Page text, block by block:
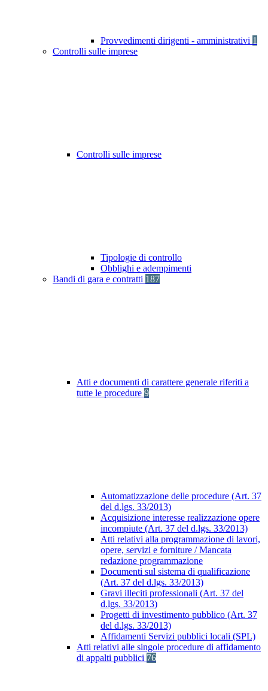
Provvedimenti dirigenti - amministrativi 1
Controlli sulle imprese
Controlli sulle imprese
Tipologie di controllo
Obblighi e adempimenti
Bandi di gara e contratti 187
Atti e documenti di carattere generale riferiti a
tutte le procedure 9
Automatizzazione delle procedure (Art. 37
del d.lgs. 33/2013)
Acquisizione interesse realizzazione opere
incompiute (Art. 37 del d.lgs. 33/2013)
Atti relativi alla programmazione di lavori,
opere, servizi e forniture / Mancata
redazione programmazione
Documenti sul sistema di qualificazione
(Art. 37 del d.lgs. 33/2013)
Gravi illeciti professionali (Art. 37 del
d.lgs. 33/2013)
Progetti di investimento pubblico (Art. 37
del d.lgs. 33/2013)
Affidamenti Servizi pubblici locali (SPL)
Atti relativi alle singole procedure di affidamento
di appalti pubblici 76